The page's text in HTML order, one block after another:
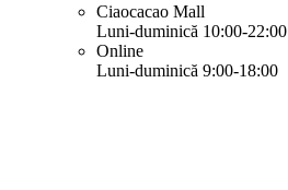
Ciaocacao Mall
Luni-duminică 10:00-22:00
Online
Luni-duminică 9:00-18:00